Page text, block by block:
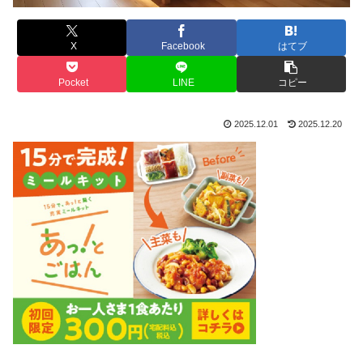
X Facebook はてブ
Pocket LINE コピー
2025.12.01 2025.12.20